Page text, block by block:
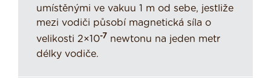
umístěnými ve vakuu 1 m od sebe, jestliže
mezi vodiči působí magnetická síla o
velikosti 2×10-7 newtonu na jeden metr
délky vodiče.